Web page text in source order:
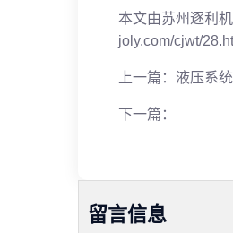
本文由苏州逐利
joly.com/cjwt/
上一篇： 液压系
下一篇：
留言信息